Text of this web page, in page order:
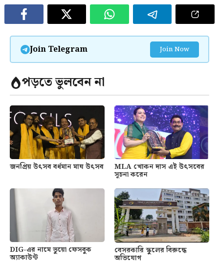
Join Telegram Join Now
পড়তে ভুলবেন না
জনপ্রিয় উৎসব বর্ধমান মাঘ উৎসব MLA খোকন দাস এই উৎসবের
সূচনা করেন
DIG-এর নামে ভুয়ো ফেসবুক
অ্যাকাউন্ট
বেসরকারি স্কুলের বিরুদ্ধে
অভিযোগ